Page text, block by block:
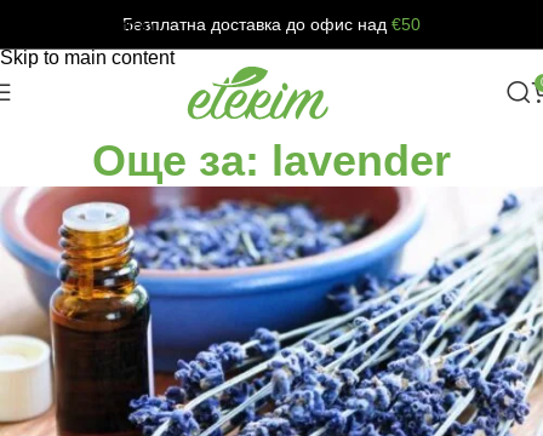
Skip to navigation
Skip to main content
Безплатна доставка до офис над €50
Още за: lavender